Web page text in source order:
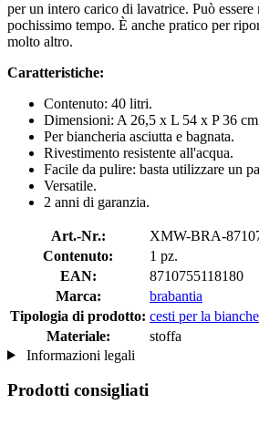
per un intero carico di lavatrice. Può
pochissimo tempo. È anche pratico per
molto altro.
Caratteristiche:
Contenuto: 40 litri.
Dimensioni: A 26,5 x L 54 x P 36
Per biancheria asciutta e bagnata.
Rivestimento resistente all'acqua.
Facile da pulire: basta utilizzare un
Versatile.
2 anni di garanzia.
Art.-Nr.:
XMW-BRA-
Contenuto:
1 pz.
EAN:
8710755118180
Marca:
brabantia
Tipologia di prodotto: cesti per la
Materiale:
stoffa
Informazioni legali
Prodotti consigliati